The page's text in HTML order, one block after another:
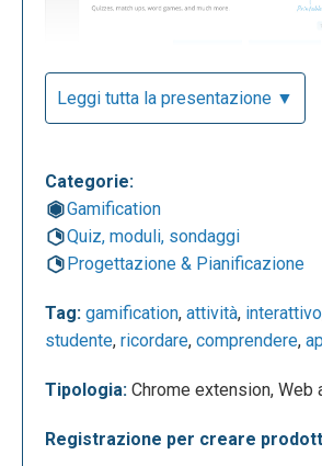
Questa è la pagina in cui possiamo
tipologia di quiz/gioco da creare.
nostre attività già create.
Leggi tutta la presentazione ▼
Categorie:
Gamification
Quiz, moduli, sondaggi
Progettazione & Pianificazione
Tag: gamification, attività, interattivo
studente, ricordare, comprendere,
Tipologia: Chrome extension, Web
Registrazione per creare